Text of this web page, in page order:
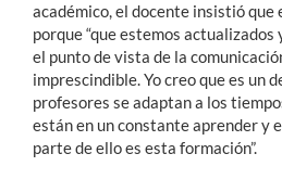
académico, el docente insistió que
porque “que estemos actualizados
el punto de vista de la
imprescindible. Yo creo que es un
profesores se adaptan a los
están en un constante aprender y
parte de ello es esta formación”.